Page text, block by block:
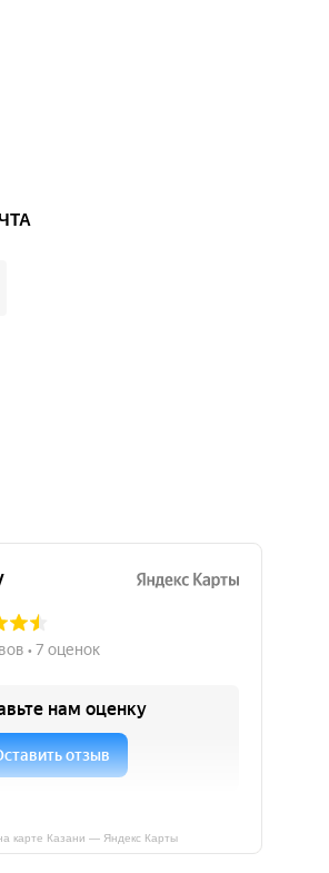
карте Казани — Яндекс Карты